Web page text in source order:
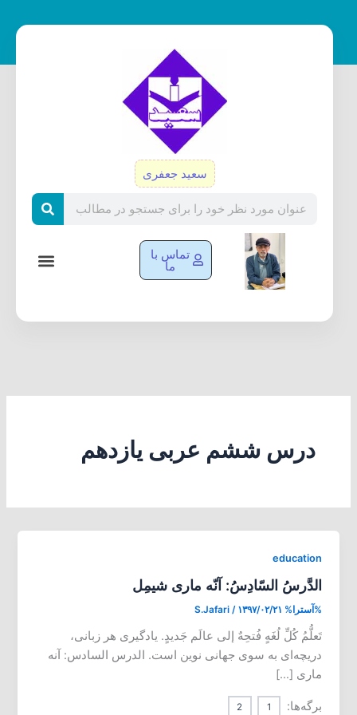
سعید جعفری
تماس با
ما
درس ششم عربی یازدهم
education
الدَّرسُ السّادِسُ: آنّه ماری شیمِل
%آسترا% S.Jafari / ۱۳۹۷/۰۲/۲۱
تَعلُّمُ کُلِّ لُغَهٍ فُتحِهٌ إلی عالَم جَدیدٍ. یادگیری هر زبانی،
دریچه‌ای به سوی جهانی نوین است. الدرس السادس: آنه
ماری […]
برگه‌ها: 1
2